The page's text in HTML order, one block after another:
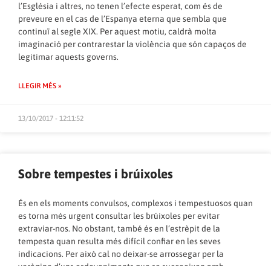
l’Església i altres, no tenen l’efecte esperat, com és de
preveure en el cas de l’Espanya eterna que sembla que
continuï al segle XIX. Per aquest motiu, caldrà molta
imaginació per contrarestar la violència que són capaços de
legitimar aquests governs.
LLEGIR MÉS »
13/10/2017 - 12:11:52
Sobre tempestes i brúixoles
És en els moments convulsos, complexos i tempestuosos quan
es torna més urgent consultar les brúixoles per evitar
extraviar-nos. No obstant, també és en l’estrèpit de la
tempesta quan resulta més difícil confiar en les seves
indicacions. Per això cal no deixar-se arrossegar per la